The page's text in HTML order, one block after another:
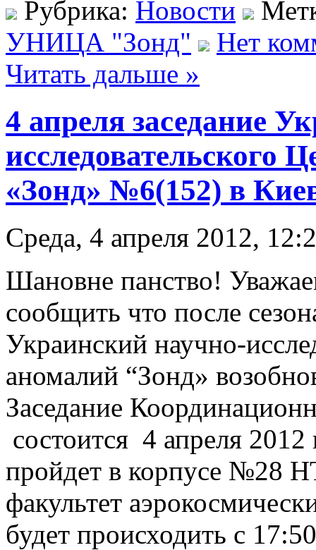
Рубрика: Новости
УНИЦА "Зонд"
Нет
Читать дальше »
4 апреля заседание
исследовательского
«Зонд» №6(152) в
Среда, 4 апреля 2012,
Шановне панство!
сообщить что после
Украинский научно-
аномалий “Зонд»
Заседание
состоится 4 апреля
пройдет в корпусе №28
факультет
будет происходить с